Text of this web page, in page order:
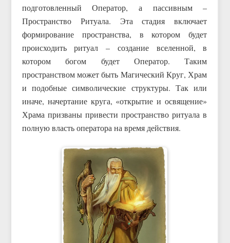
подготовленный Оператор, а пассивным –
Пространство Ритуала. Эта стадия включает
формирование пространства, в котором будет
происходить ритуал – создание вселенной, в
котором богом будет Оператор. Таким
пространством может быть Магический Круг, Храм
и подобные символические структуры. Так или
иначе, начертание круга, «открытие и освящение»
Храма призваны привести пространство ритуала в
полную власть оператора на время действия.